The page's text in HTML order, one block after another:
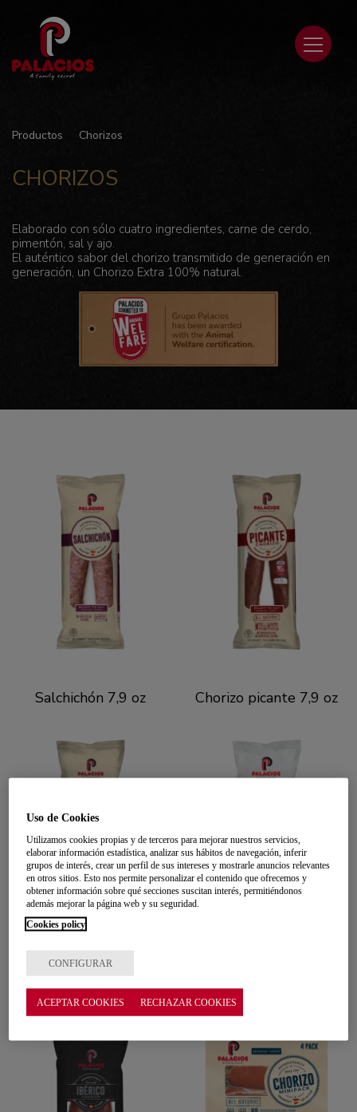
Productos Chorizos
CHORIZOS
Elaborado con sólo cuatro ingredientes, carne de cerdo,
pimentón, sal y ajo.
El auténtico sabor del chorizo transmitido de generación en
generación, un Chorizo Extra 100% natural.
Salchichón 7,9 oz Chorizo picante 7,9 oz
Chorizo original 7,9 oz
Uso de Cookies
Utilizamos cookies propias y de terceros para mejorar nuestros servicios,
elaborar información estadística, analizar sus hábitos de navegación, inferir
grupos de interés, crear un perfil de sus intereses y mostrarle anuncios relevantes
en otros sitios. Esto nos permite personalizar el contenido que ofrecemos y
obtener información sobre qué secciones suscitan interés, permitiéndonos
además mejorar la página web y su seguridad.
Cookies policy
CONFIGURAR
RECHAZAR COOKIES
ACEPTAR COOKIES